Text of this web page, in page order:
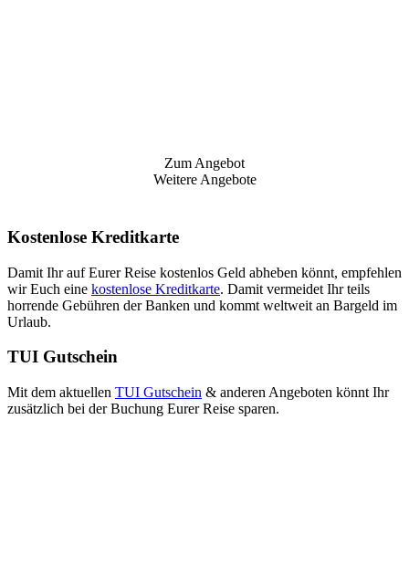
Zum Angebot
Weitere Angebote
Kostenlose Kreditkarte
Damit Ihr auf Eurer Reise kostenlos Geld abheben könnt, empfehlen
wir Euch eine kostenlose Kreditkarte. Damit vermeidet Ihr teils
horrende Gebühren der Banken und kommt weltweit an Bargeld im
Urlaub.
TUI Gutschein
Mit dem aktuellen TUI Gutschein & anderen Angeboten könnt Ihr
zusätzlich bei der Buchung Eurer Reise sparen.